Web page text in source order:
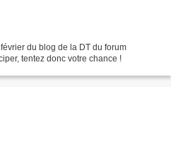
du blog de la DT du forum
tentez donc votre chance !